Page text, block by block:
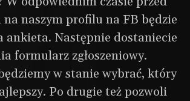
naszym profilu na FB będzie
ankieta. Następnie dostaniecie
formularz zgłoszeniowy.
w stanie wybrać, który
Po drugie też pozwoli